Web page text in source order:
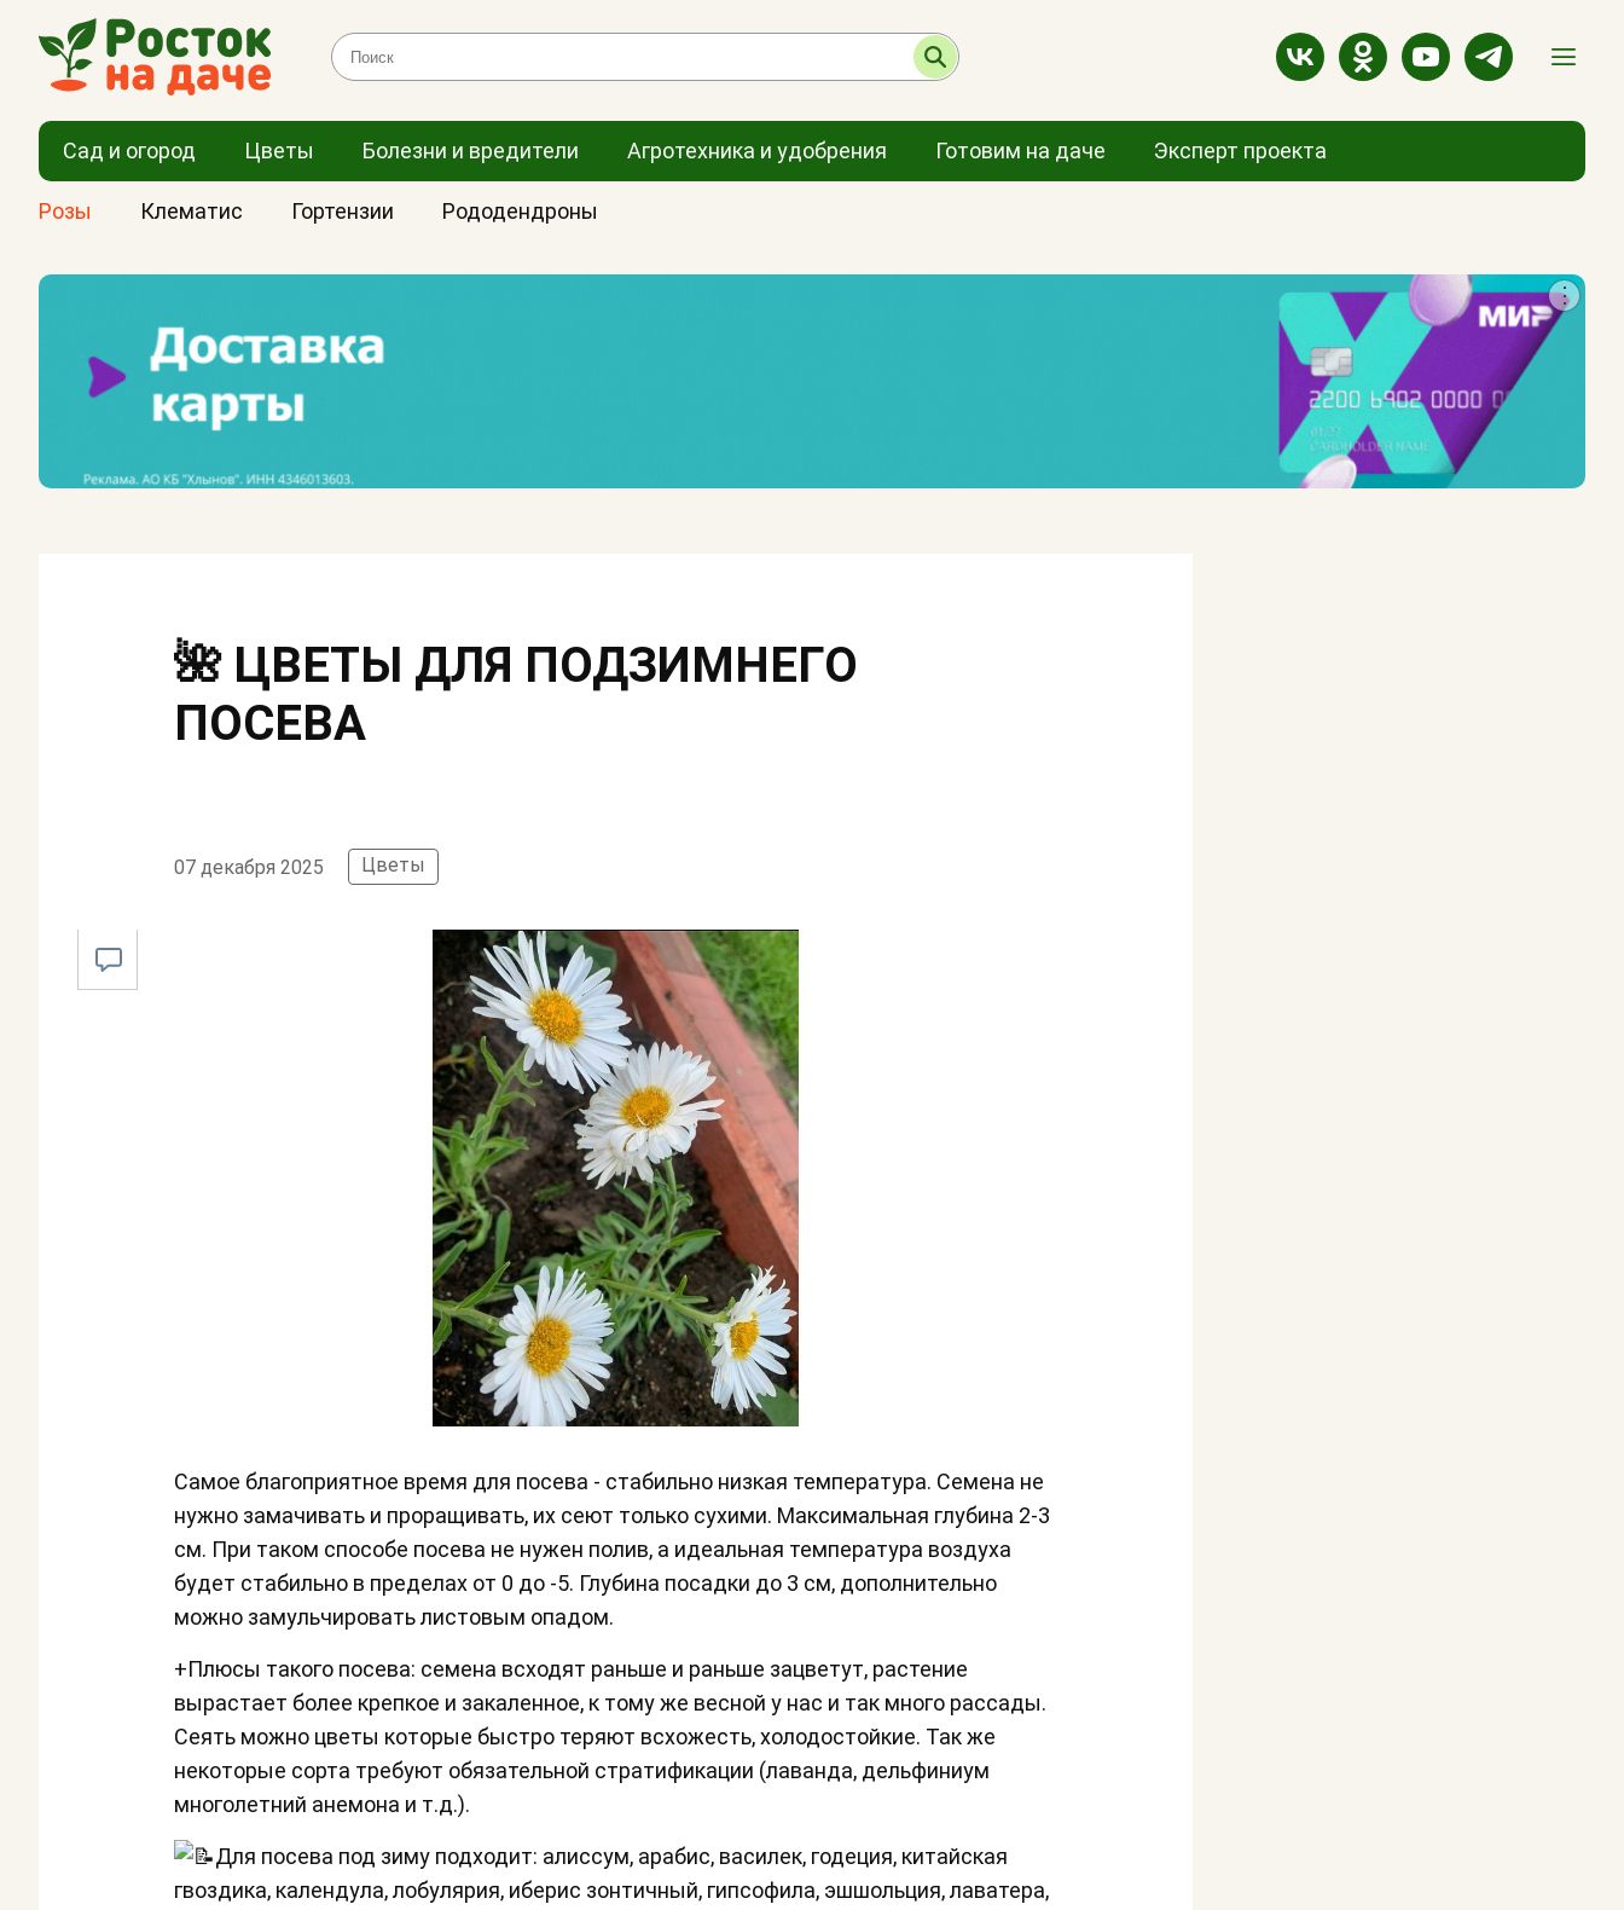
Сад и огород Цветы Болезни и вредители Агротехника и удобрения Готовим на даче Эксперт проекта
Розы Клематис Гортензии Рододендроны
🌺 ЦВЕТЫ ДЛЯ ПОДЗИМНЕГО
ПОСЕВА
07 декабря 2025 Цветы
Самое благоприятное время для посева - стабильно низкая температура. Семена не
нужно замачивать и проращивать, их сеют только сухими. Максимальная глубина 2-3
см. При таком способе посева не нужен полив, а идеальная температура воздуха
будет стабильно в пределах от 0 до -5. Глубина посадки до 3 см, дополнительно
можно замульчировать листовым опадом.
+Плюсы такого посева: семена всходят раньше и раньше зацветут, растение
вырастает более крепкое и закаленное, к тому же весной у нас и так много рассады.
Сеять можно цветы которые быстро теряют всхожесть, холодостойкие. Так же
некоторые сорта требуют обязательной стратификации (лаванда, дельфиниум
многолетний анемона и т.д.).
Для посева под зиму подходит: алиссум, арабис, василек, годеция, китайская
гвоздика, календула, лобулярия, иберис зонтичный, гипсофила, эшшольция, лаватера,